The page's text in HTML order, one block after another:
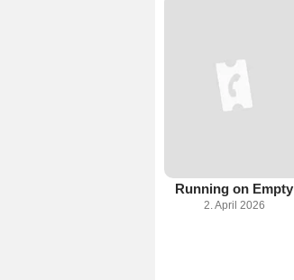
Running on Empty
2. April 2026